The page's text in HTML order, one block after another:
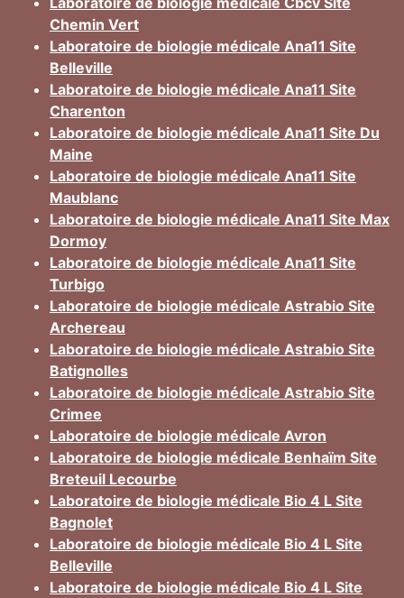
Chemin Vert
Laboratoire de biologie médicale Ana11 Site
Belleville
Laboratoire de biologie médicale Ana11 Site
Charenton
Laboratoire de biologie médicale Ana11 Site Du
Maine
Laboratoire de biologie médicale Ana11 Site
Maublanc
Laboratoire de biologie médicale Ana11 Site Max
Dormoy
Laboratoire de biologie médicale Ana11 Site
Turbigo
Laboratoire de biologie médicale Astrabio Site
Archereau
Laboratoire de biologie médicale Astrabio Site
Batignolles
Laboratoire de biologie médicale Astrabio Site
Crimee
Laboratoire de biologie médicale Avron
Laboratoire de biologie médicale Benhaïm Site
Breteuil Lecourbe
Laboratoire de biologie médicale Bio 4 L Site
Bagnolet
Laboratoire de biologie médicale Bio 4 L Site
Belleville
Laboratoire de biologie médicale Bio 4 L Site